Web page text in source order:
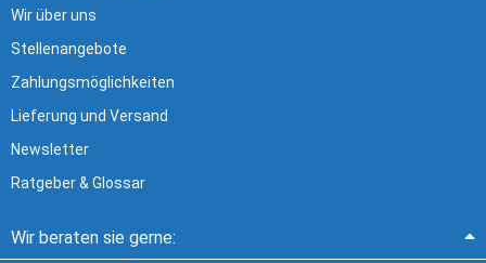
Wir über uns
Stellenangebote
Zahlungsmöglichkeiten
Lieferung und Versand
Newsletter
Ratgeber & Glossar
Wir beraten sie gerne: